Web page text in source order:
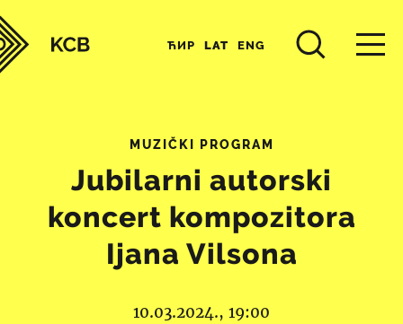
ЋИР LAT ENG
MUZIČKI PROGRAM
Jubilarni autorski
koncert kompozitora
Ijana Vilsona
10.03.2024., 19:00